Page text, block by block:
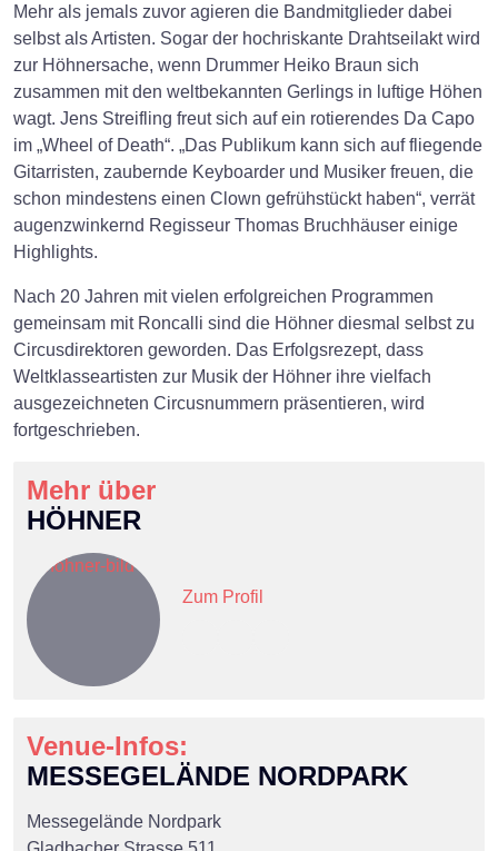
Mehr als jemals zuvor agieren die Bandmitglieder dabei
selbst als Artisten. Sogar der hochriskante Drahtseilakt wird
zur Höhnersache, wenn Drummer Heiko Braun sich
zusammen mit den weltbekannten Gerlings in luftige Höhen
wagt. Jens Streifling freut sich auf ein rotierendes Da Capo
im „Wheel of Death“. „Das Publikum kann sich auf fliegende
Gitarristen, zaubernde Keyboarder und Musiker freuen, die
schon mindestens einen Clown gefrühstückt haben“, verrät
augenzwinkernd Regisseur Thomas Bruchhäuser einige
Highlights.
Nach 20 Jahren mit vielen erfolgreichen Programmen
gemeinsam mit Roncalli sind die Höhner diesmal selbst zu
Circusdirektoren geworden. Das Erfolgsrezept, dass
Weltklasseartisten zur Musik der Höhner ihre vielfach
ausgezeichneten Circusnummern präsentieren, wird
fortgeschrieben.
Mehr über
HÖHNER
Zum Profil
Venue-Infos:
MESSEGELÄNDE NORDPARK
Messegelände Nordpark